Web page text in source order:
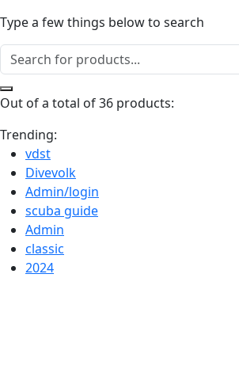
Type a few things below to search
Out of a total of 36 products:
Trending:
vdst
Divevolk
Admin/login
scuba guide
Admin
classic
2024